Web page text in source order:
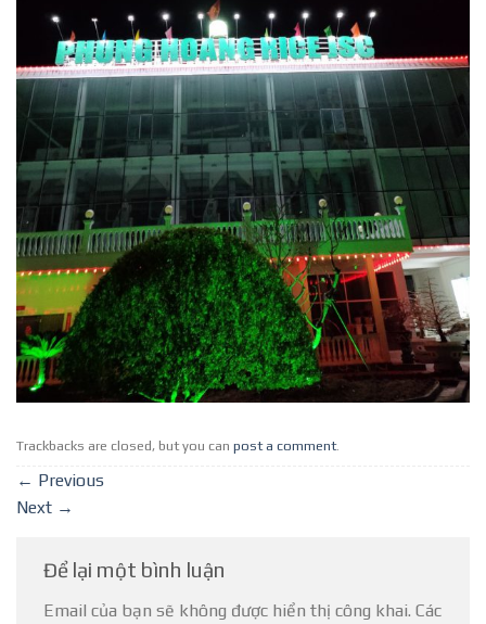
Trackbacks are closed, but you can post a comment.
← Previous
Next →
Để lại một bình luận
Email của bạn sẽ không được hiển thị công khai. Các